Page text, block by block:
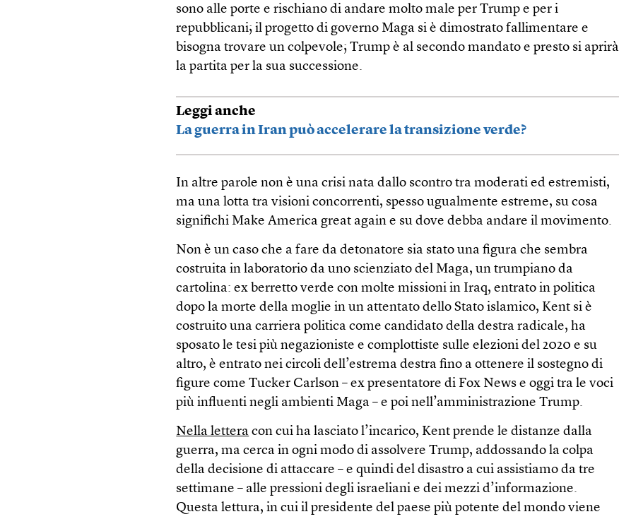
sono alle porte e rischiano di andare molto male per Trump e per i
repubblicani; il progetto di governo Maga si è dimostrato fallimentare e
bisogna trovare un colpevole; Trump è al secondo mandato e presto si aprirà
la partita per la sua successione.
Leggi anche
La guerra in Iran può accelerare la transizione verde?
In altre parole non è una crisi nata dallo scontro tra moderati ed estremisti,
ma una lotta tra visioni concorrenti, spesso ugualmente estreme, su cosa
significhi Make America great again e su dove debba andare il movimento.
Non è un caso che a fare da detonatore sia stato una figura che sembra
costruita in laboratorio da uno scienziato del Maga, un trumpiano da
cartolina: ex berretto verde con molte missioni in Iraq, entrato in politica
dopo la morte della moglie in un attentato dello Stato islamico, Kent si è
costruito una carriera politica come candidato della destra radicale, ha
sposato le tesi più negazioniste e complottiste sulle elezioni del 2020 e su
altro, è entrato nei circoli dell’estrema destra fino a ottenere il sostegno di
figure come Tucker Carlson – ex presentatore di Fox News e oggi tra le voci
più influenti negli ambienti Maga – e poi nell’amministrazione Trump.
Nella lettera con cui ha lasciato l’incarico, Kent prende le distanze dalla
guerra, ma cerca in ogni modo di assolvere Trump, addossando la colpa
della decisione di attaccare – e quindi del disastro a cui assistiamo da tre
settimane – alle pressioni degli israeliani e dei mezzi d’informazione.
Questa lettura, in cui il presidente del paese più potente del mondo viene